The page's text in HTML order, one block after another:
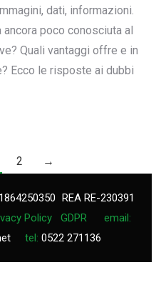
dati, informazioni.
poco conosciuta al
Quali vantaggi offre e in
Ecco le risposte ai dubbi
2 →
REA RE-230391
Policy GDPR
email:
tel: 0522 271136